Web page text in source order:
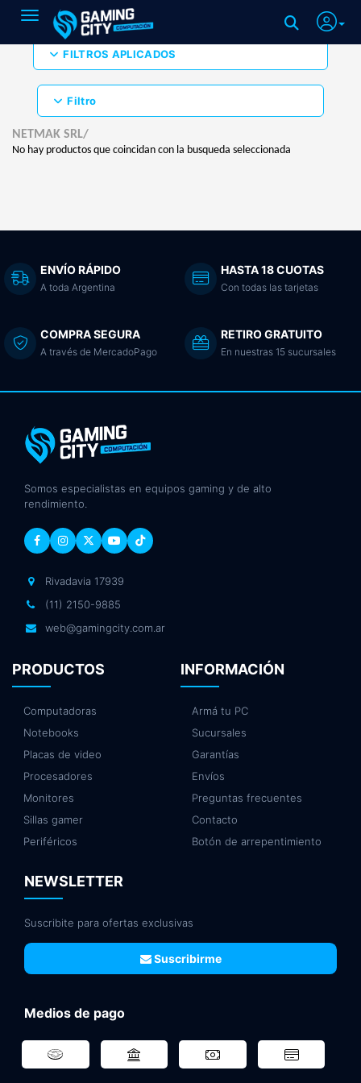
Toggle navigation
FILTROS APLICADOS
Filtro
NETMAK SRL/
No hay productos que coincidan con la busqueda seleccionada
ENVÍO RÁPIDO
A toda Argentina
HASTA 18 CUOTAS
Con todas las tarjetas
COMPRA SEGURA
A través de MercadoPago
RETIRO GRATUITO
En nuestras 15 sucursales
Somos especialistas en equipos gaming y de alto
rendimiento.
Rivadavia 17939
(11) 2150-9885
web@gamingcity.com.ar
PRODUCTOS
Computadoras
Notebooks
Placas de video
Procesadores
Monitores
Sillas gamer
Periféricos
INFORMACIÓN
Armá tu PC
Sucursales
Garantías
Envíos
Preguntas frecuentes
Contacto
Botón de arrepentimiento
NEWSLETTER
Suscribite para ofertas exclusivas
Suscribirme
Medios de pago